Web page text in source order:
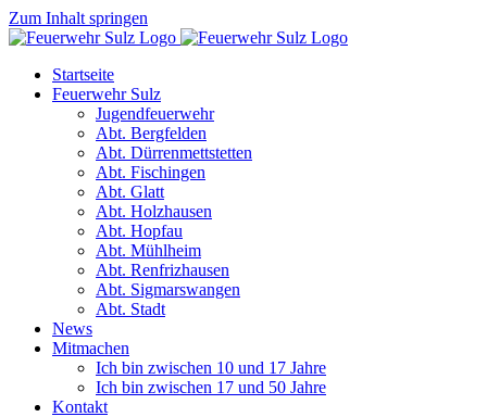
Zum Inhalt springen
Startseite
Feuerwehr Sulz
Jugendfeuerwehr
Abt. Bergfelden
Abt. Dürrenmettstetten
Abt. Fischingen
Abt. Glatt
Abt. Holzhausen
Abt. Hopfau
Abt. Mühlheim
Abt. Renfrizhausen
Abt. Sigmarswangen
Abt. Stadt
News
Mitmachen
Ich bin zwischen 10 und 17 Jahre
Ich bin zwischen 17 und 50 Jahre
Kontakt